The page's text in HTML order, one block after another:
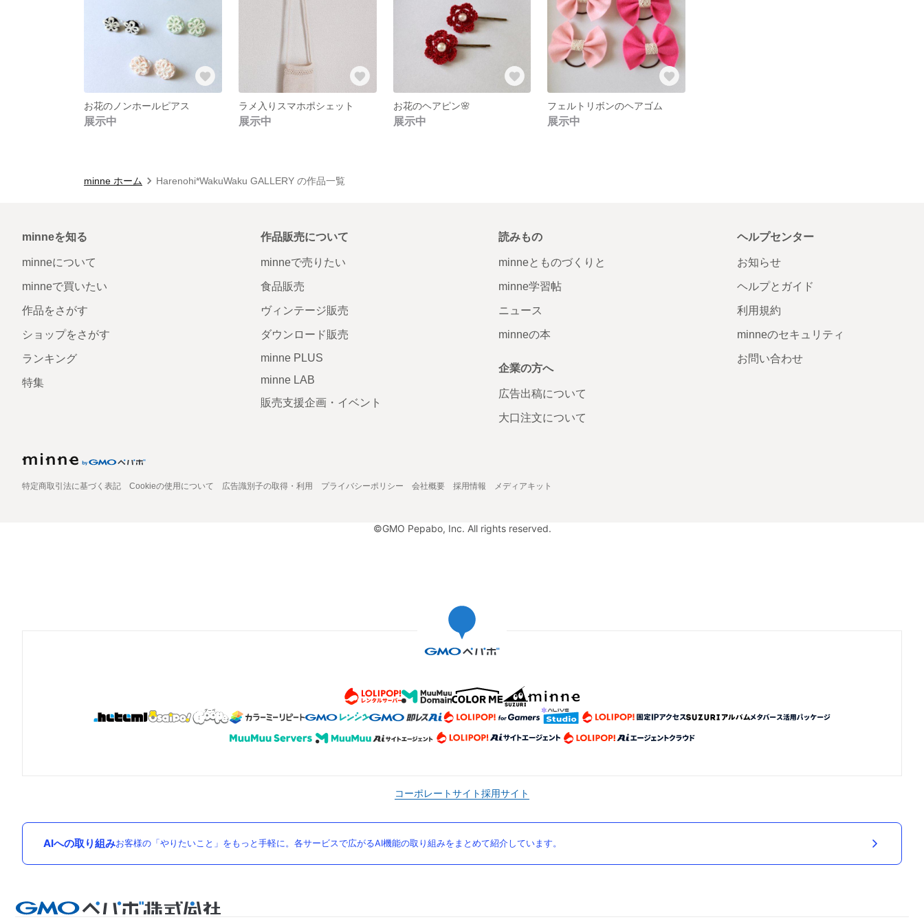
お花のノンホールピアス
展示中
ラメ入りスマホポシェット
展示中
お花のヘアピン🌸
展示中
フェルトリボンのヘアゴム
展示中
minne ホーム Harenohi*WakuWaku GALLERY の作品一覧
minneを知る
minneについて
minneで買いたい
作品をさがす
ショップをさがす
ランキング
特集
作品販売について
minneで売りたい
食品販売
ヴィンテージ販売
ダウンロード販売
minne PLUS
minne LAB
販売支援企画・イベント
読みもの
minneとものづくりと
minne学習帖
ニュース
minneの本
企業の方へ
広告出稿について
大口注文について
ヘルプセンター
お知らせ
ヘルプとガイド
利用規約
minneのセキュリティ
お問い合わせ
特定商取引法に基づく表記 Cookieの使用について 広告識別子の取得・利用 プライバシーポリシー 会社概要 採用情報 メディアキット
©GMO Pepabo, Inc. All rights reserved.
コーポレートサイト採用サイト
AIへの取り組みお客様の「やりたいこと」をもっと手軽に。各サービスで広がるAI機能の取り組みをまとめて紹介しています。